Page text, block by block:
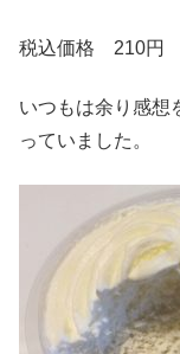
税込価格 210円
いつもは余り感想
っていました。